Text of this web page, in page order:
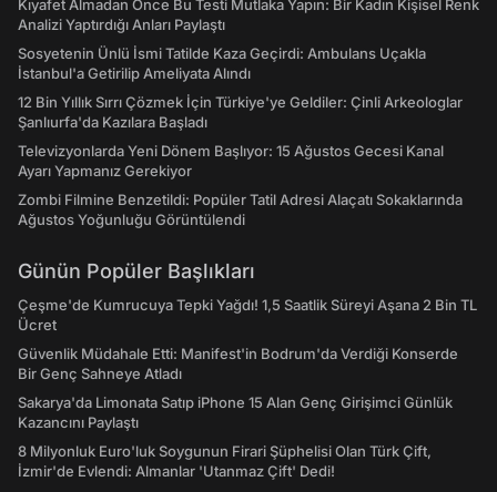
Kıyafet Almadan Önce Bu Testi Mutlaka Yapın: Bir Kadın Kişisel Renk
Analizi Yaptırdığı Anları Paylaştı
Sosyetenin Ünlü İsmi Tatilde Kaza Geçirdi: Ambulans Uçakla
İstanbul'a Getirilip Ameliyata Alındı
12 Bin Yıllık Sırrı Çözmek İçin Türkiye'ye Geldiler: Çinli Arkeologlar
Şanlıurfa'da Kazılara Başladı
Televizyonlarda Yeni Dönem Başlıyor: 15 Ağustos Gecesi Kanal
Ayarı Yapmanız Gerekiyor
Zombi Filmine Benzetildi: Popüler Tatil Adresi Alaçatı Sokaklarında
Ağustos Yoğunluğu Görüntülendi
Günün Popüler Başlıkları
Çeşme'de Kumrucuya Tepki Yağdı! 1,5 Saatlik Süreyi Aşana 2 Bin TL
Ücret
Güvenlik Müdahale Etti: Manifest'in Bodrum'da Verdiği Konserde
Bir Genç Sahneye Atladı
Sakarya'da Limonata Satıp iPhone 15 Alan Genç Girişimci Günlük
Kazancını Paylaştı
8 Milyonluk Euro'luk Soygunun Firari Şüphelisi Olan Türk Çift,
İzmir'de Evlendi: Almanlar 'Utanmaz Çift' Dedi!